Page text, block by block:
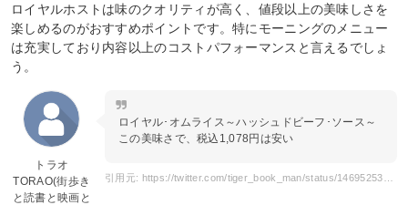
ロイヤルホストは味のクオリティが高く、値段以上の美味しさを
楽しめるのがおすすめポイントです。特にモーニングのメニュー
は充実しており内容以上のコストパフォーマンスと言えるでしょ
う。
トラオ
TORAO(街歩き
と読書と映画と
ロイヤル･オムライス～ハッシュドビーフ･ソース～
この美味さで、税込1,078円は安い